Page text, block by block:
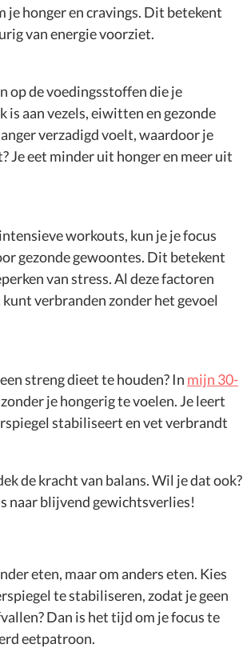
je honger en cravings. Dit betekent
van energie voorziet.
op de voedingsstoffen die je
aan vezels, eiwitten en gezonde
verzadigd voelt, waardoor je
Je eet minder uit honger en meer uit
workouts, kun je je focus
gezonde gewoontes. Dit betekent
van stress. Al deze factoren
verbranden zonder het gevoel
streng dieet te houden? In mijn 30-
je hongerig te voelen. Je leert
stabiliseert en vet verbrandt
de kracht van balans. Wil je dat ook?
naar blijvend gewichtsverlies!
eten, maar om anders eten. Kies
te stabiliseren, zodat je geen
Dan is het tijd om je focus te
eetpatroon.